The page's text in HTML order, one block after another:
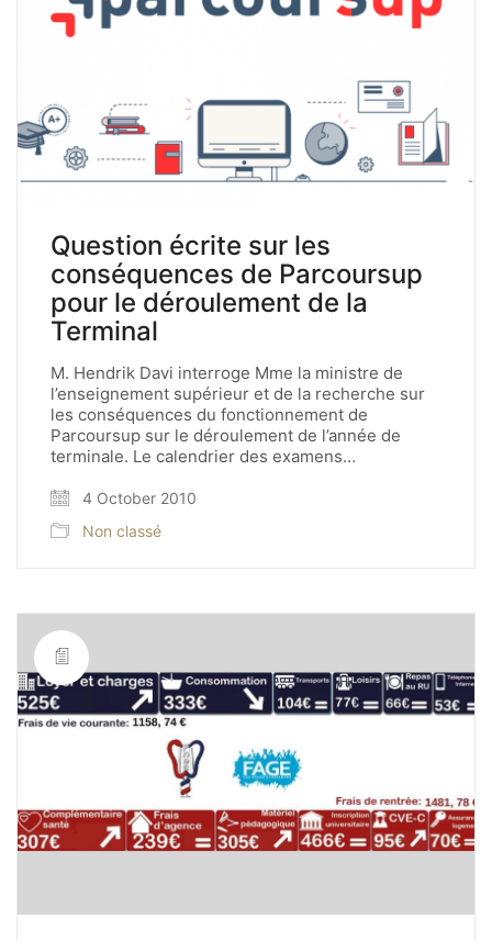
Question écrite sur les
conséquences de Parcoursup
pour le déroulement de la
Terminal
M. Hendrik Davi interroge Mme la ministre de
l’enseignement supérieur et de la recherche sur
les conséquences du fonctionnement de
Parcoursup sur le déroulement de l’année de
terminale. Le calendrier des examens…
4 October 2010
Non classé